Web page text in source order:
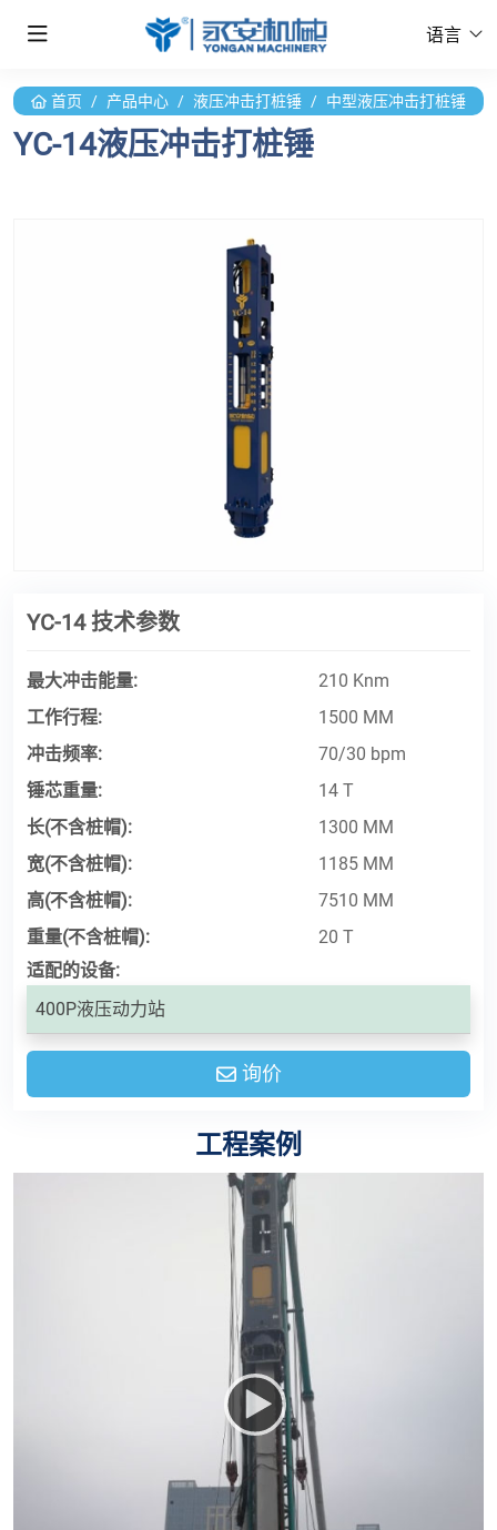
语言
首页 产品中心 液压冲击打桩锤 中型液压冲击打桩锤
YC-14液压冲击打桩锤
YC-14 技术参数
最大冲击能量:
210 Knm
工作行程:
1500 MM
冲击频率:
70/30 bpm
锤芯重量:
14 T
长(不含桩帽):
1300 MM
宽(不含桩帽):
1185 MM
高(不含桩帽):
7510 MM
重量(不含桩帽):
20 T
适配的设备:
400P液压动力站
询价
工程案例